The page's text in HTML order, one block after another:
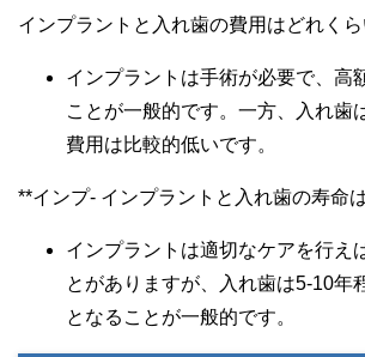
インプラントと入れ歯の費用はどれくら
インプラントは手術が必要で、高
ことが一般的です。一方、入れ歯
費用は比較的低いです。
**インプ- インプラントと入れ歯の寿命
インプラントは適切なケアを行え
とがありますが、入れ歯は5-10年
となることが一般的です。